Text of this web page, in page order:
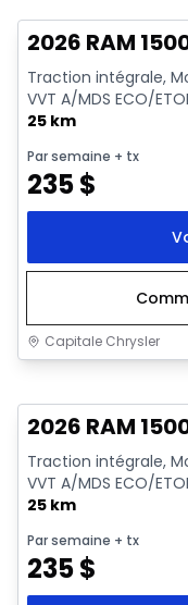
2026 RAM
Traction intégrale,
VVT A/MDS ECO/
25 km
Par semaine + tx
235$
Capitale Chrysler
2026 RAM
Traction intégrale,
VVT A/MDS ECO/
25 km
Par semaine + tx
235$